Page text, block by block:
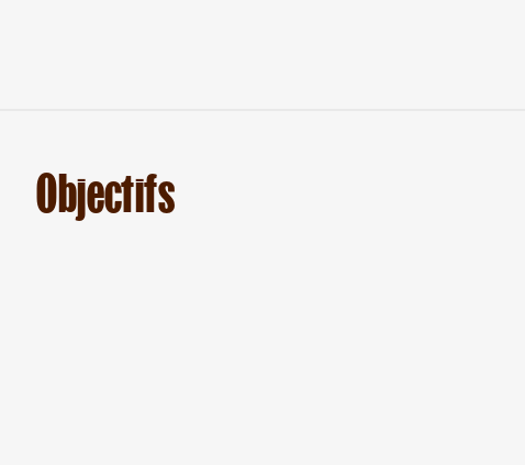
Objectifs